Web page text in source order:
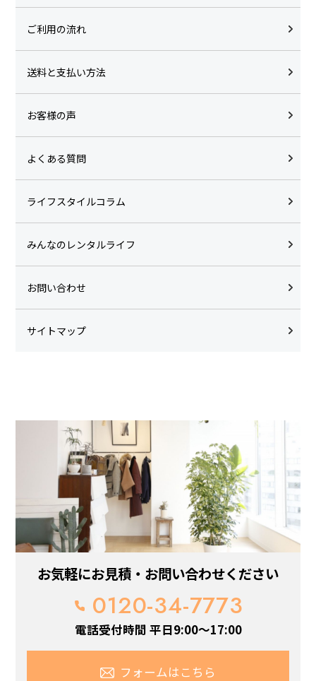
ご利用の流れ
送料と支払い方法
お客様の声
よくある質問
ライフスタイルコラム
みんなのレンタルライフ
お問い合わせ
サイトマップ
お気軽にお見積・お問い合わせください
0120-34-7773
電話受付時間 平日9:00～17:00
フォームはこちら